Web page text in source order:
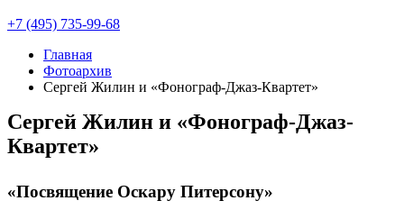
+7 (495) 735-99-68
Главная
Фотоархив
Сергей Жилин и «Фонограф-Джаз-Квартет»
Сергей Жилин и «Фонограф-Джаз-
Квартет»
«Посвящение Оскару Питерсону»